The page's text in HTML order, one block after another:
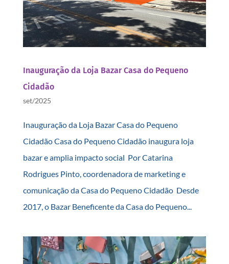
Inauguração da Loja Bazar Casa do Pequeno
Cidadão
set/2025
Inauguração da Loja Bazar Casa do Pequeno
Cidadão Casa do Pequeno Cidadão inaugura loja
bazar e amplia impacto social Por Catarina
Rodrigues Pinto, coordenadora de marketing e
comunicação da Casa do Pequeno Cidadão Desde
2017, o Bazar Beneficente da Casa do Pequeno...